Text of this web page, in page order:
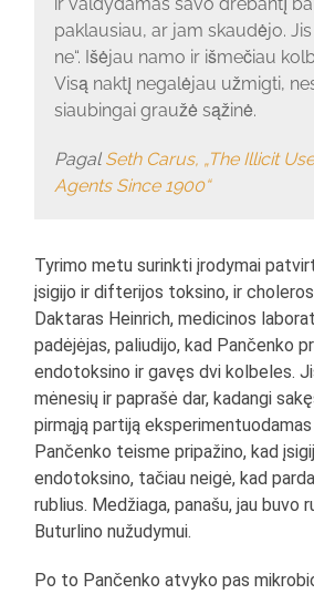
paklausiau, ar jam skaudėjo. Jis
ne“. Išėjau namo ir išmečiau
Visą naktį negalėjau užmigti,
siaubingai graužė sąžinė.
Pagal Seth Carus, „The Illicit
Agents Since 1900“
Tyrimo metu surinkti įrodymai
įsigijo ir difterijos toksino, ir
Daktaras Heinrich, medicinos
padėjėjas, paliudijo, kad Pančenko
endotoksino ir gavęs dvi kolbeles.
mėnesių ir paprašė dar, kadangi
pirmąją partiją
Pančenko teisme pripažino, kad
endotoksino, tačiau neigė, kad
rublius. Medžiaga, panašu, jau buvo
Buturlino nužudymui.
Po to Pančenko atvyko pas